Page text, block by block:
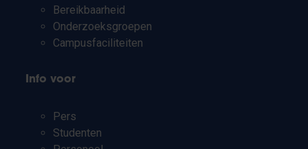
Bereikbaarheid
Onderzoeksgroepen
Campusfaciliteiten
Info voor
Pers
Studenten